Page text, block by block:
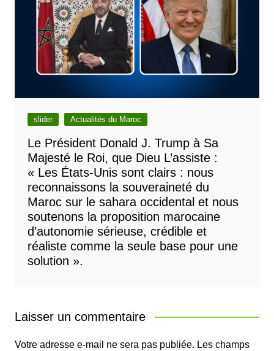
slider Actualités du Maroc
Le Président Donald J. Trump à Sa
Majesté le Roi, que Dieu L’assiste :
« Les États-Unis sont clairs : nous
reconnaissons la souveraineté du
Maroc sur le sahara occidental et nous
soutenons la proposition marocaine
d’autonomie sérieuse, crédible et
réaliste comme la seule base pour une
solution ».
Laisser un commentaire
Votre adresse e-mail ne sera pas publiée. Les champs